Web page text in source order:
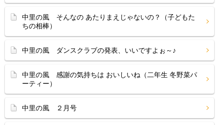
中里の風 そんなの あたりまえじゃないの？（子どもた
ちの相棒）
中里の風 ダンスクラブの発表、いいですよぉ～♪
中里の風 感謝の気持ちは おいしいね（二年生 冬野菜パ
ーティー）
中里の風 ２月号